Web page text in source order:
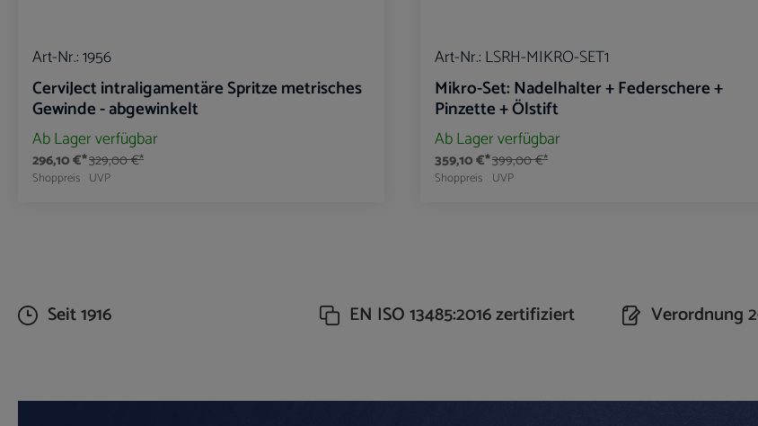
Art-Nr.:1956
CerviJect intraligamentäre Spritze metrisches
Gewinde - abgewinkelt
Ab Lager verfügbar
296,10 €*
Shoppreis
329,00 €*
UVP
Art-Nr.: LSRH-MIKRO-SET1
Mikro-Set: Nadelhalter + Federschere +
Pinzette + Ölstift
Ab Lager verfügbar
359,10 €*
Shoppreis
399,00 €*
UVP
Seit 1916 EN ISO 13485:2016 zertifiziert Verordnung